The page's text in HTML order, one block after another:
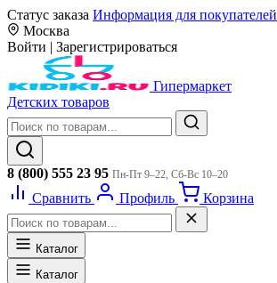
Статус заказа Информация для покупателей
Москва
Войти | Зарегистрироваться
Гипермаркет
Детских товаров
8 (800) 555 23 95 Пн-Пт 9–22, Сб-Вс 10–20
Сравнить Профиль Корзина
Каталог
Каталог